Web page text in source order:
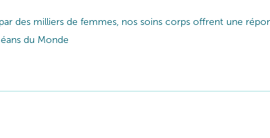
des milliers de femmes, nos soins corps offrent une
du Monde